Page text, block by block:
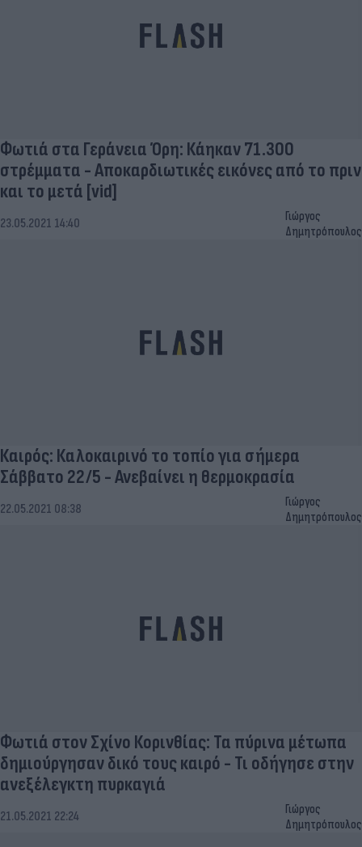
Φωτιά στα Γεράνεια Όρη: Κάηκαν 71.300
στρέμματα - Αποκαρδιωτικές εικόνες από το πριν
και το μετά [vid]
23.05.2021 14:40
Γιώργος
Δημητρόπουλος
Καιρός: Καλοκαιρινό το τοπίο για σήμερα
Σάββατο 22/5 - Ανεβαίνει η θερμοκρασία
22.05.2021 08:38
Γιώργος
Δημητρόπουλος
Φωτιά στον Σχίνο Κορινθίας: Τα πύρινα μέτωπα
δημιούργησαν δικό τους καιρό - Τι οδήγησε στην
ανεξέλεγκτη πυρκαγιά
21.05.2021 22:24
Γιώργος
Δημητρόπουλος